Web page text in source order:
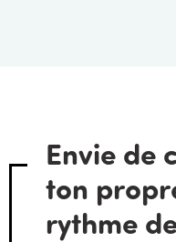
Envie de
ton
rythme